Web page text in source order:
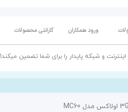
ورود همکاران گارانتی محصولات
و شبکه پایدار را برای شما تضمین میکند!